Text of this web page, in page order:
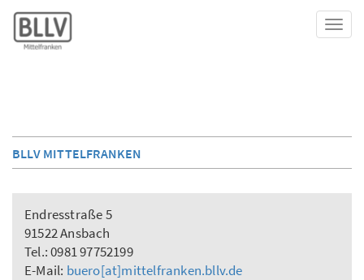
BLLV MITTELFRANKEN
Endresstraße 5
91522 Ansbach
Tel.: 0981 97752199
E-Mail: buero[at]mittelfranken.bllv.de